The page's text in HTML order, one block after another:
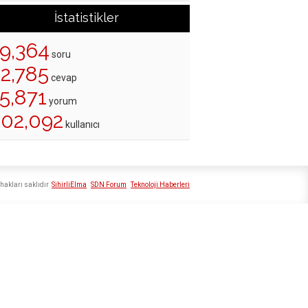
İstatistikler
soru
cevap
yorum
kullanıcı
SihirliElma SDN Forum Teknoloji Haberleri
saklıdır